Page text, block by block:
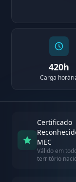
420h
Carga
Certificado
MEC
Válido em
território